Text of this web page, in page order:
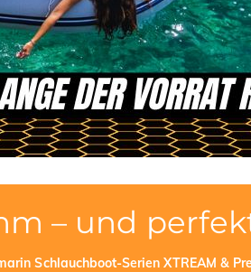
– und
Schlauchboot-Serien XTREAM &